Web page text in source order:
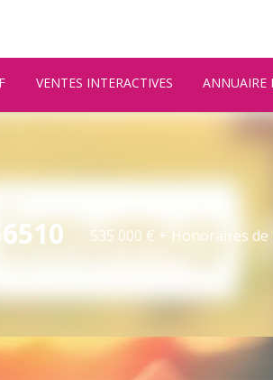
VENTES INTERACTIVES ANNUAIRE
535 000 € + Honoraires